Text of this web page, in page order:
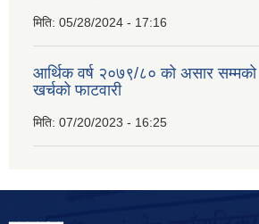
मिति: 05/28/2024 - 17:16
आर्थिक वर्ष २०७९/८० को असार सम्मको
खर्चको फाटवारी
मिति: 07/20/2023 - 16:25